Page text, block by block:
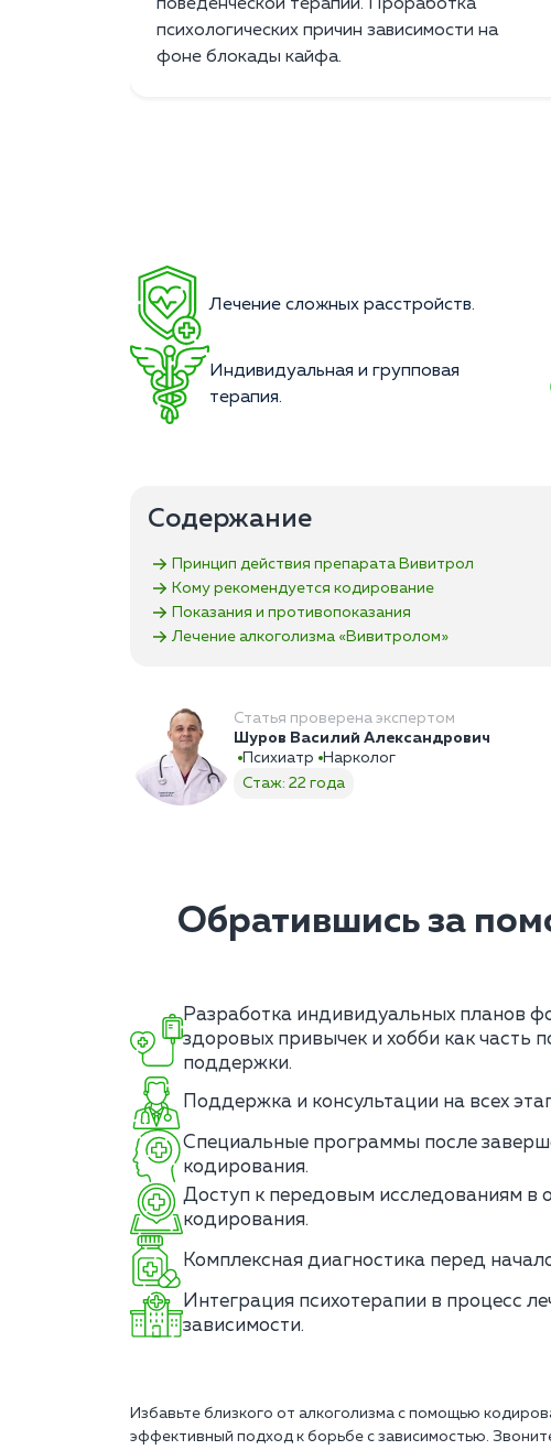
поведенческой терапии. Проработка
психологических причин зависимости на
фоне блокады кайфа.
Лечение сложных расстройств.
Индивидуальная и групповая
терапия.
Содержание
Принцип действия препарата Вивитрол
Кому рекомендуется кодирование
Показания и противопоказания
Лечение алкоголизма «Вивитролом»
Статья проверена экспертом
Шуров Василий Александрович
Психиатр
Нарколог
Стаж: 22 года
Обратившись за
Разработка индивидуальных планов
здоровых привычек и хобби как часть
поддержки.
Поддержка и консультации на всех
Специальные программы после
кодирования.
Доступ к передовым исследованиям в
кодирования.
Комплексная диагностика перед
Интеграция психотерапии в процесс
зависимости.
Избавьте близкого от алкоголизма с помощью
эффективный подход к борьбе с зависимостью.